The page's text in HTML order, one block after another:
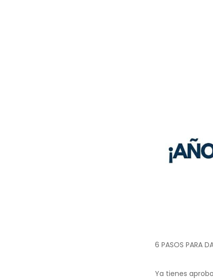
6 PASOS PARA
Ya tienes